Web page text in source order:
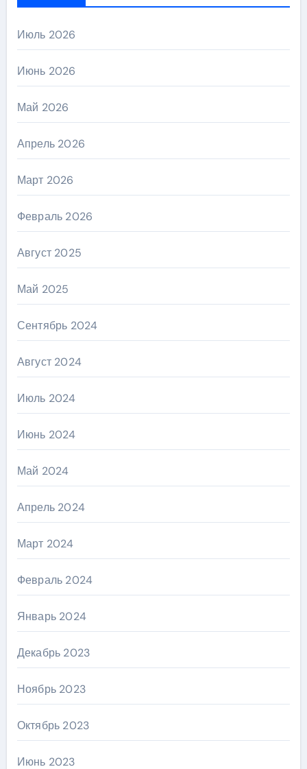
Июль 2026
Июнь 2026
Май 2026
Апрель 2026
Март 2026
Февраль 2026
Август 2025
Май 2025
Сентябрь 2024
Август 2024
Июль 2024
Июнь 2024
Май 2024
Апрель 2024
Март 2024
Февраль 2024
Январь 2024
Декабрь 2023
Ноябрь 2023
Октябрь 2023
Июнь 2023